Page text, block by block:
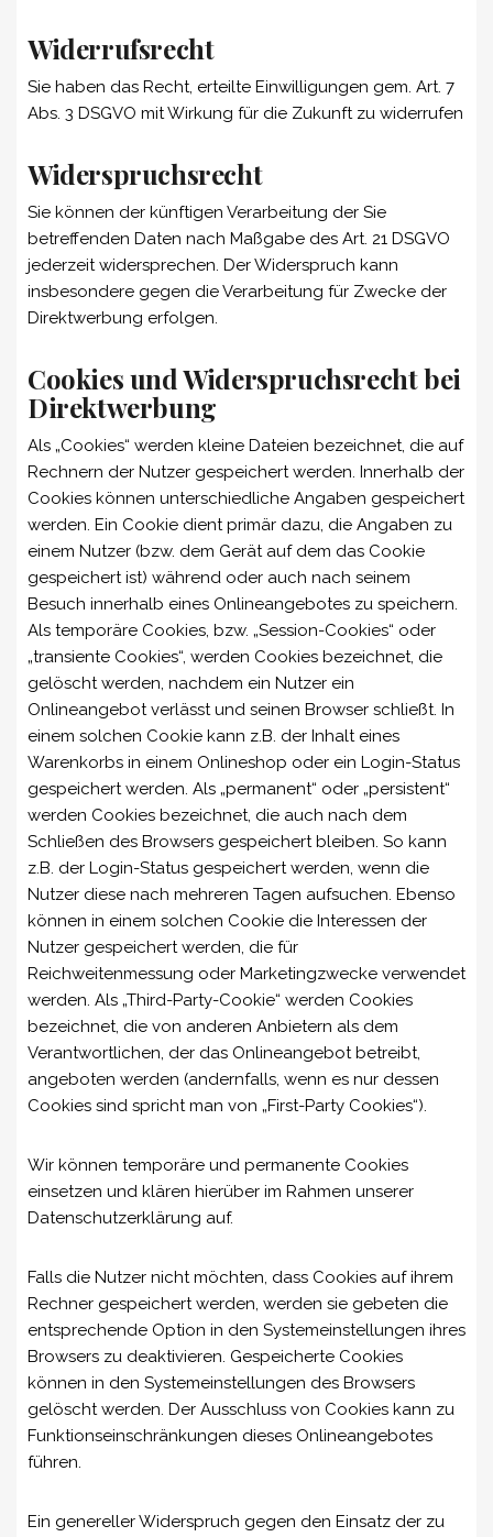
Widerrufsrecht
Sie haben das Recht, erteilte Einwilligungen gem. Art. 7
Abs. 3 DSGVO mit Wirkung für die Zukunft zu widerrufen
Widerspruchsrecht
Sie können der künftigen Verarbeitung der Sie
betreffenden Daten nach Maßgabe des Art. 21 DSGVO
jederzeit widersprechen. Der Widerspruch kann
insbesondere gegen die Verarbeitung für Zwecke der
Direktwerbung erfolgen.
Cookies und Widerspruchsrecht bei
Direktwerbung
Als „Cookies“ werden kleine Dateien bezeichnet, die auf
Rechnern der Nutzer gespeichert werden. Innerhalb der
Cookies können unterschiedliche Angaben gespeichert
werden. Ein Cookie dient primär dazu, die Angaben zu
einem Nutzer (bzw. dem Gerät auf dem das Cookie
gespeichert ist) während oder auch nach seinem
Besuch innerhalb eines Onlineangebotes zu speichern.
Als temporäre Cookies, bzw. „Session-Cookies“ oder
„transiente Cookies“, werden Cookies bezeichnet, die
gelöscht werden, nachdem ein Nutzer ein
Onlineangebot verlässt und seinen Browser schließt. In
einem solchen Cookie kann z.B. der Inhalt eines
Warenkorbs in einem Onlineshop oder ein Login-Status
gespeichert werden. Als „permanent“ oder „persistent“
werden Cookies bezeichnet, die auch nach dem
Schließen des Browsers gespeichert bleiben. So kann
z.B. der Login-Status gespeichert werden, wenn die
Nutzer diese nach mehreren Tagen aufsuchen. Ebenso
können in einem solchen Cookie die Interessen der
Nutzer gespeichert werden, die für
Reichweitenmessung oder Marketingzwecke verwendet
werden. Als „Third-Party-Cookie“ werden Cookies
bezeichnet, die von anderen Anbietern als dem
Verantwortlichen, der das Onlineangebot betreibt,
angeboten werden (andernfalls, wenn es nur dessen
Cookies sind spricht man von „First-Party Cookies“).
Wir können temporäre und permanente Cookies
einsetzen und klären hierüber im Rahmen unserer
Datenschutzerklärung auf.
Falls die Nutzer nicht möchten, dass Cookies auf ihrem
Rechner gespeichert werden, werden sie gebeten die
entsprechende Option in den Systemeinstellungen ihres
Browsers zu deaktivieren. Gespeicherte Cookies
können in den Systemeinstellungen des Browsers
gelöscht werden. Der Ausschluss von Cookies kann zu
Funktionseinschränkungen dieses Onlineangebotes
führen.
Ein genereller Widerspruch gegen den Einsatz der zu